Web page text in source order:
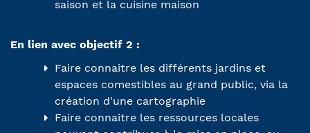
saison et la cuisine maison
En lien avec objectif 2 :
Faire connaitre les différents jardins et
espaces comestibles au grand public, via la
création d'une cartographie
Faire connaitre les ressources locales